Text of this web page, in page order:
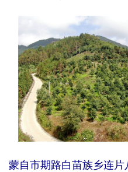
蒙自市期路白苗族乡连